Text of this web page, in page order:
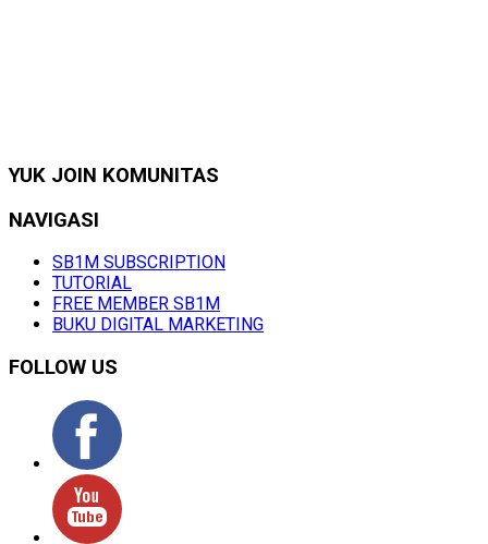
YUK JOIN KOMUNITAS
NAVIGASI
SB1M SUBSCRIPTION
TUTORIAL
FREE MEMBER SB1M
BUKU DIGITAL MARKETING
FOLLOW US